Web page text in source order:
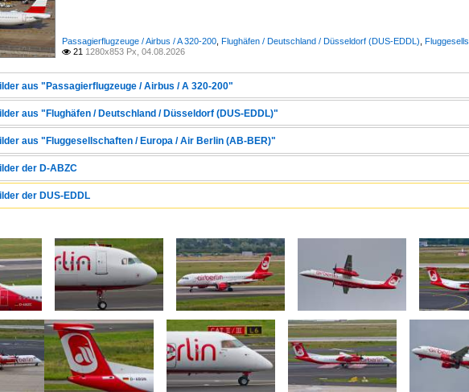
Passagierflugzeuge / Airbus / A 320-200 Flughäfen / Deutschland / Düsseldorf (DUS-EDDL)
 21 1280x853 Px, 04.08.2026
aus "Passagierflugzeuge / Airbus / A 320-200"
aus "Flughäfen / Deutschland / Düsseldorf (DUS-EDDL)"
aus "Fluggesellschaften / Europa / Air Berlin (AB-BER)"
der D-ABZC
der DUS-EDDL